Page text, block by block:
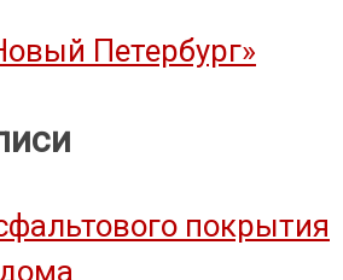
Петербург»
покрытия